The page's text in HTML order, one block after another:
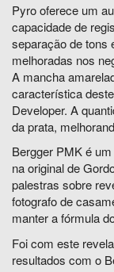
Pyro oferece um
capacidade de
separação de tons
melhoradas nos
A mancha
característica
Developer. A
da prata,
Bergger PMK é
na original de
palestras sobre
fotografo de
manter a fórmula
Foi com este
resultados com o